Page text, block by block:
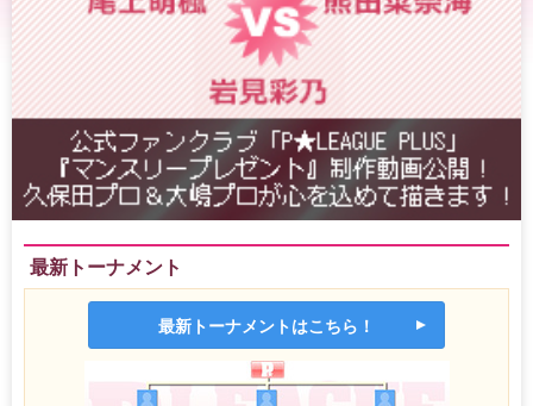
最新トーナメント
最新トーナメントはこちら！